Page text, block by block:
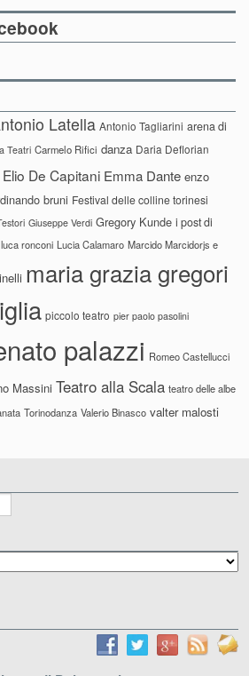
Latella Antonio Tagliarini arena di
Teatri Carmelo Rifici danza Daria Deflorian
Elio De Capitani Emma Dante enzo
bruni Festival delle colline torinesi
Giuseppe Verdi Gregory Kunde i post di
luca ronconi Lucia Calamaro Marcido Marcidorjs e
maria grazia gregori
piccolo teatro pier paolo pasolini
palazzi Romeo Castellucci
Massini Teatro alla Scala teatro delle albe
Torinodanza Valerio Binasco valter malosti